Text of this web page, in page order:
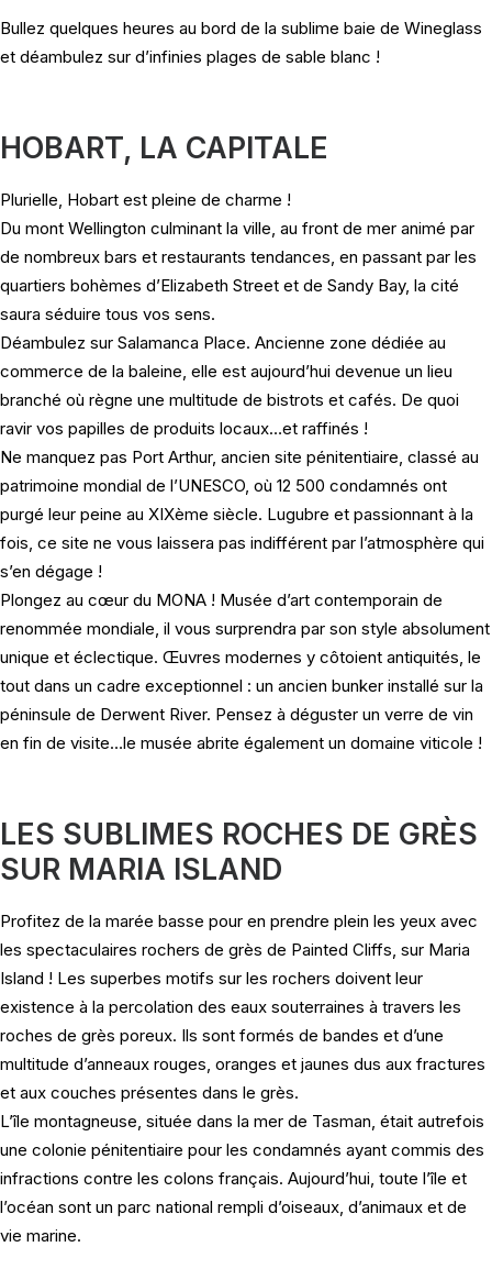
Bullez quelques heures au bord de la sublime baie de Wineglass
et déambulez sur d’infinies plages de sable blanc !
HOBART, LA CAPITALE
Plurielle, Hobart est pleine de charme !
Du mont Wellington culminant la ville, au front de mer animé par
de nombreux bars et restaurants tendances, en passant par les
quartiers bohèmes d’Elizabeth Street et de Sandy Bay, la cité
saura séduire tous vos sens.
Déambulez sur Salamanca Place. Ancienne zone dédiée au
commerce de la baleine, elle est aujourd’hui devenue un lieu
branché où règne une multitude de bistrots et cafés. De quoi
ravir vos papilles de produits locaux…et raffinés !
Ne manquez pas Port Arthur, ancien site pénitentiaire, classé au
patrimoine mondial de l’UNESCO, où 12 500 condamnés ont
purgé leur peine au XIXème siècle. Lugubre et passionnant à la
fois, ce site ne vous laissera pas indifférent par l’atmosphère qui
s’en dégage !
Plongez au cœur du MONA ! Musée d’art contemporain de
renommée mondiale, il vous surprendra par son style absolument
unique et éclectique. Œuvres modernes y côtoient antiquités, le
tout dans un cadre exceptionnel : un ancien bunker installé sur la
péninsule de Derwent River. Pensez à déguster un verre de vin
en fin de visite…le musée abrite également un domaine viticole !
LES SUBLIMES ROCHES DE GRÈS
SUR MARIA ISLAND
Profitez de la marée basse pour en prendre plein les yeux avec
les spectaculaires rochers de grès de Painted Cliffs, sur Maria
Island ! Les superbes motifs sur les rochers doivent leur
existence à la percolation des eaux souterraines à travers les
roches de grès poreux. Ils sont formés de bandes et d’une
multitude d’anneaux rouges, oranges et jaunes dus aux fractures
et aux couches présentes dans le grès.
L’île montagneuse, située dans la mer de Tasman, était autrefois
une colonie pénitentiaire pour les condamnés ayant commis des
infractions contre les colons français. Aujourd’hui, toute l’île et
l’océan sont un parc national rempli d’oiseaux, d’animaux et de
vie marine.